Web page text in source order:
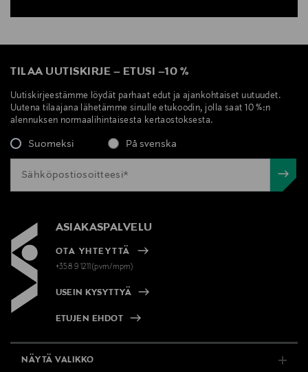
TILAA UUTISKIRJE – ETUSI –10 %
Uutiskirjeestämme löydät parhaat edut ja ajankohtaiset uutuudet.
Uutena tilaajana lähetämme sinulle etukoodin, jolla saat 10 %:n
alennuksen normaalihintaisesta kertaostoksesta.
Suomeksi På svenska
ASIAKASPALVELU
OTA YHTEYTTÄ
+358 9 1211(pvm/mpm)
USEIN KYSYTTYÄ
ETUJEN EHDOT
NÄYTÄ VALIKKO